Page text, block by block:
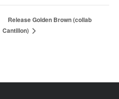
Release Golden Brown (collab
Cantillon)